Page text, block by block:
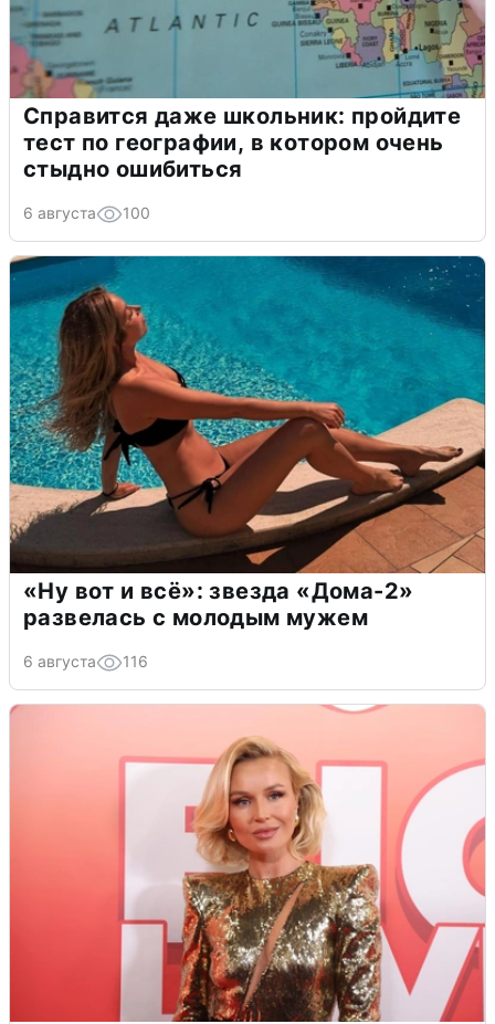
Справится даже школьник: пройдите
тест по географии, в котором очень
стыдно ошибиться
6 августа 100
«Ну вот и всё»: звезда «Дома-2»
развелась с молодым мужем
6 августа 116